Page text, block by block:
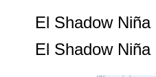
El Shadow
El Shadow